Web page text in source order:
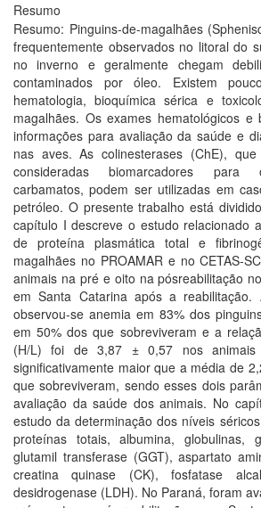
Resumo
Resumo: Pinguins-de-magalhães
frequentemente observados no litoral do
no inverno e geralmente chegam
contaminados por óleo. Existem
hematologia, bioquímica sérica e
magalhães. Os exames hematológicos e
informações para avaliação da saúde e
nas aves. As colinesterases (ChE), que
consideradas biomarcadores para
carbamatos, podem ser utilizadas em
petróleo. O presente trabalho está
capítulo I descreve o estudo relacionado
de proteína plasmática total e
magalhães no PROAMAR e no CETAS-
animais na pré e oito na pósreabilitação
em Santa Catarina após a reabilitação.
observou-se anemia em 83% dos
em 50% dos que sobreviveram e a
(H/L) foi de 3,87 ± 0,57 nos
significativamente maior que a média de
que sobreviveram, sendo esses dois
avaliação da saúde dos animais. No
estudo da determinação dos níveis
proteínas totais, albumina, globulinas,
glutamil transferase (GGT), aspartato
creatina quinase (CK), fosfatase
desidrogenase (LDH). No Paraná, foram